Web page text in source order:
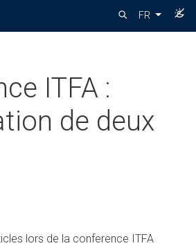
FR
ITFA :
de deux
lors de la conference ITFA